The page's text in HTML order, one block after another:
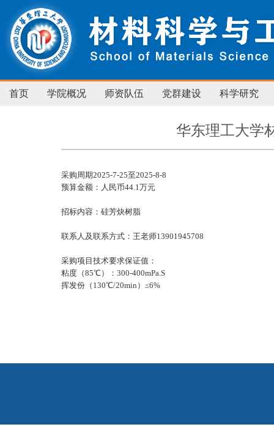
首页 学院概况 师资队伍 党群建设 科学研究
华东理工大学
采购周期2025-7-25至2025-8-8
预算金额：人民币44.1万元
招标内容：硅芳炔树脂
联系人及联系方式：王老师13901945708
采购项目技术要求保证值：
粘度（85℃）：300-400mPa.S
挥发份（130℃/20min）≤6%